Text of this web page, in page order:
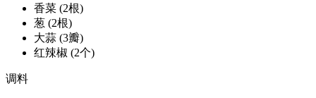
香菜 (2根)
葱 (2根)
大蒜 (3瓣)
红辣椒 (2个)
调料